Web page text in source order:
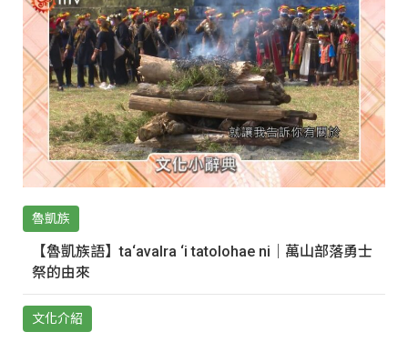
魯凱族
【魯凱族語】ta‘avalra ‘i tatolohae ni｜萬山部落勇士
祭的由來
文化介紹